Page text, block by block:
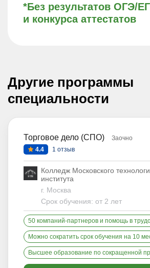
*Без результатов ОГЭ/
и конкурса аттестатов
Другие программы
специальности
Торговое дело (СПО)
Заочно
4.4
1 отзыв
Колледж Московского
института
г. Москва
Срок обучения: от 2 лет
50 компаний-партнеров и помощь в
Можно сократить срок обучения на 10
Высшее образование по сокращенной